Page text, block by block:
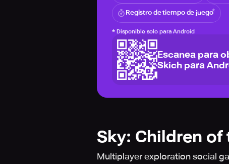
Registro de tiempo de juego
* Disponible solo para Android
Escanea para
Skich para
Sky: Children of
Multiplayer exploration social